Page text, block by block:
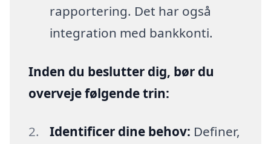
rapportering. Det har også
integration med bankkonti.
Inden du beslutter dig, bør du
overveje følgende trin:
Identificer dine behov: Definer,